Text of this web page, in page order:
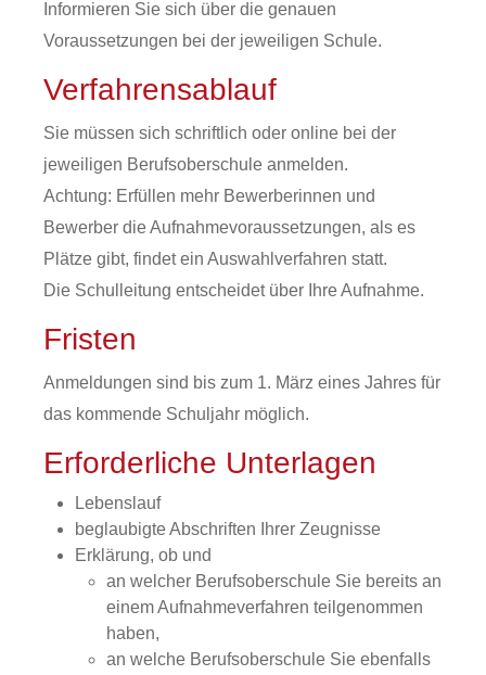
Informieren Sie sich über die genauen
Voraussetzungen bei der jeweiligen Schule.
Verfahrensablauf
Sie müssen sich schriftlich oder online bei der
jeweiligen Berufsoberschule anmelden.
Achtung: Erfüllen mehr Bewerberinnen und
Bewerber die Aufnahmevoraussetzungen, als es
Plätze gibt, findet ein Auswahlverfahren statt.
Die Schulleitung entscheidet über Ihre Aufnahme.
Fristen
Anmeldungen sind bis zum 1. März eines Jahres für
das kommende Schuljahr möglich.
Erforderliche Unterlagen
Lebenslauf
beglaubigte Abschriften Ihrer Zeugnisse
Erklärung, ob und
an welcher Berufsoberschule Sie bereits an
einem Aufnahmeverfahren teilgenommen
haben,
an welche Berufsoberschule Sie ebenfalls